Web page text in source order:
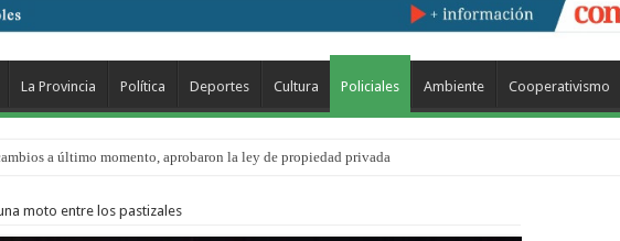
La Provincia Política Deportes Cultura Policiales Ambiente Cooperativismo
a último momento, aprobaron la ley de propiedad privada
moto entre los pastizales